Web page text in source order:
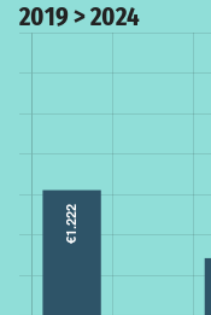
2019 > 2024